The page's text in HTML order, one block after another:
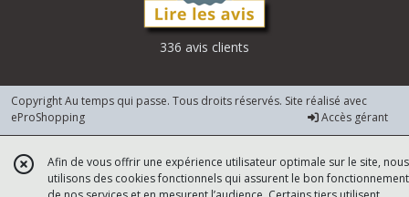
336 avis clients
Copyright Au temps qui passe. Tous droits réservés. Site réalisé avec
eProShopping
Accès gérant
Afin de vous offrir une expérience utilisateur optimale sur le site, nous
utilisons des cookies fonctionnels qui assurent le bon fonctionnement